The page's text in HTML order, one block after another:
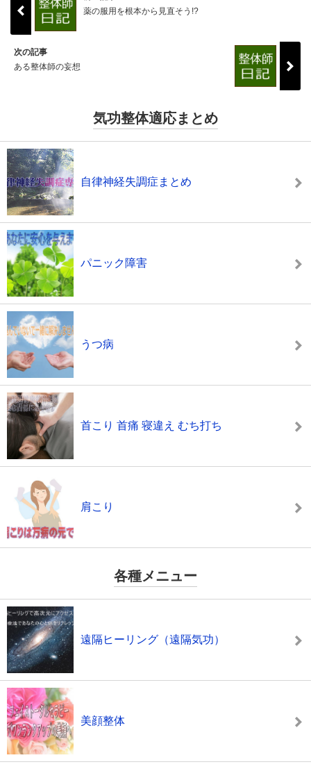
薬の服用を根本から見直そう!?
次の記事
ある整体師の妄想
気功整体適応まとめ
自律神経失調症まとめ
パニック障害
うつ病
首こり 首痛 寝違え むち打ち
肩こり
各種メニュー
遠隔ヒーリング（遠隔気功）
美顔整体